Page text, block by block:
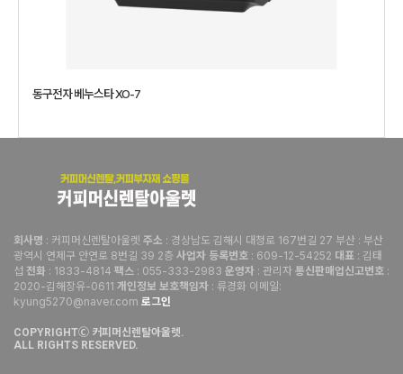
동구전자 베누스타 XO-7
회사명 : 커피머신렌탈아울렛 주소 : 경상남도 김해시 대청로 167번길 27 부산 : 부산
광역시 연제구 안연로 8번길 39 2층 사업자 등록번호 : 609-12-54252 대표 : 김태
섭 전화 : 1833-4814 팩스 : 055-333-2983 운영자 : 관리자 통신판매업신고번호 :
2020-김해장유-0611 개인정보 보호책임자 : 류경화 이메일:
kyung5270@naver.com 로그인
COPYRIGHTⒸ 커피머신렌탈아울렛.
ALL RIGHTS RESERVED.